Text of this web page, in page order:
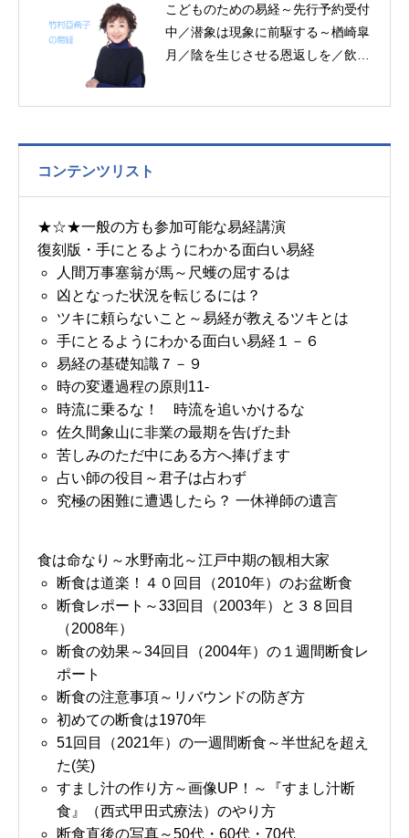
こどものための易経～先行予約受付
中／潜象は現象に前駆する～楢崎皐
月／陰を生じさせる恩返しを／飲食
コンテンツリスト
★☆★一般の方も参加可能な易経講演
復刻版・手にとるようにわかる面白い易経
人間万事塞翁が馬～尺蠖の屈するは
凶となった状況を転じるには？
ツキに頼らないこと～易経が教えるツキとは
手にとるようにわかる面白い易経１－６
易経の基礎知識７－９
時の変遷過程の原則11-
時流に乗るな！ 時流を追いかけるな
佐久間象山に非業の最期を告げた卦
苦しみのただ中にある方へ捧げます
占い師の役目～君子は占わず
究極の困難に遭遇したら？ 一休禅師の遺言
食は命なり～水野南北～江戸中期の観相大家
断食は道楽！４０回目（2010年）のお盆断食
断食レポート～33回目（2003年）と３８回目
（2008年）
断食の効果～34回目（2004年）の１週間断食レ
ポート
断食の注意事項～リバウンドの防ぎ方
初めての断食は1970年
51回目（2021年）の一週間断食～半世紀を超え
た(笑)
すまし汁の作り方～画像UP！～『すまし汁断
食』（西式甲田式療法）のやり方
断食直後の写真～50代・60代・70代